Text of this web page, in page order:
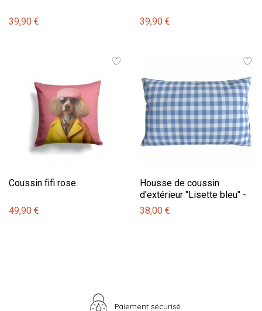
39,90 € 39,90 €
Coussin fifi rose
49,90 €
Housse de coussin
d'extérieur "Lisette bleu" -
30x50
38,00 €
Paiement sécurisé